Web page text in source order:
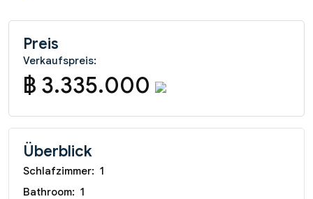
Preis
Verkaufspreis:
฿ 3.335.000
Überblick
Schlafzimmer: 1
Bathroom: 1